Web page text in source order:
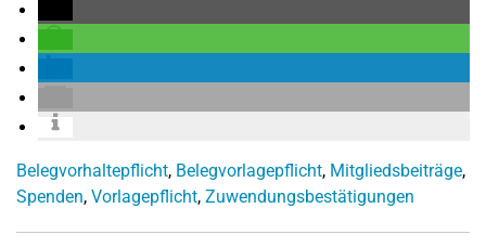
Belegvorhaltepflicht, Belegvorlagepflicht, Mitgliedsbeiträge,
Spenden, Vorlagepflicht, Zuwendungsbestätigungen